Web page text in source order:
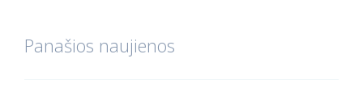
Panašios naujienos